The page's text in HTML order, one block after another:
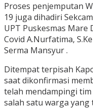
Proses penjemputan
19 juga dihadiri
UPT Puskesmas Mare
Covid A.Nurfatima,
Serma Mansyur .
Ditempat terpisah
saat dikonfirmasi
telah mendampingi
salah satu warga